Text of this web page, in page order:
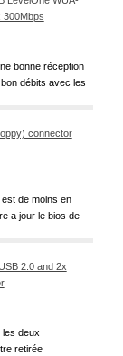
300Mbps
bonne réception
débits avec les
connector
de moins en
a jour le bios de
2.0 and 2x
deux
retirée